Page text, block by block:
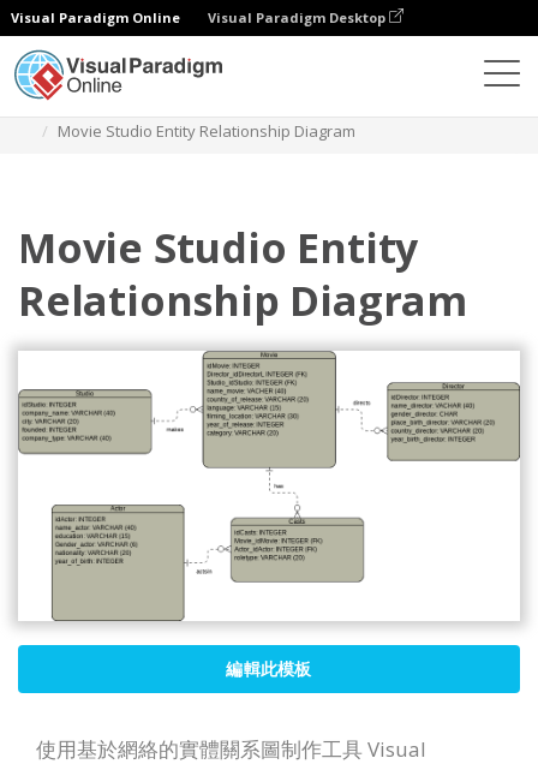
Visual Paradigm Online Visual Paradigm Desktop
Movie Studio Entity Relationship Diagram
Movie Studio Entity
Relationship Diagram
編輯此模板
使用基於網絡的實體關系圖制作工具 Visual